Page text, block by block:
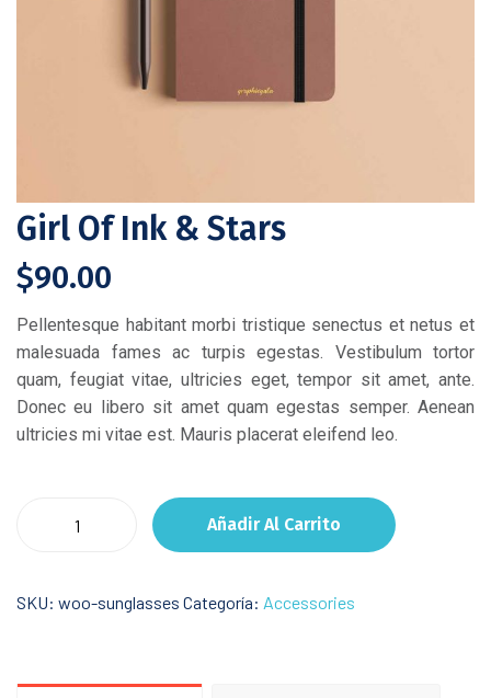
Girl Of Ink & Stars
$90.00
Pellentesque habitant morbi tristique senectus et netus et
malesuada fames ac turpis egestas. Vestibulum tortor
quam, feugiat vitae, ultricies eget, tempor sit amet, ante.
Donec eu libero sit amet quam egestas semper. Aenean
ultricies mi vitae est. Mauris placerat eleifend leo.
&
Añadir Al Carrito
SKU: woo-sunglasses Categoría: Accessories